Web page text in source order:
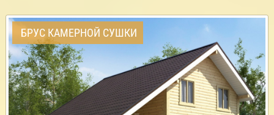
БРУС КАМЕРНОЙ СУШКИ